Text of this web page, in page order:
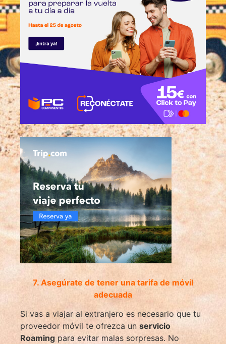
7. Asegúrate de tener una tarifa de móvil
adecuada
Si vas a viajar al extranjero es necesario que tu
proveedor móvil te ofrezca un servicio
Roaming para evitar malas sorpresas. No